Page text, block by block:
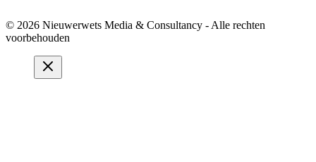
© 2026 Nieuwerwets Media & Consultancy - Alle rechten
voorbehouden